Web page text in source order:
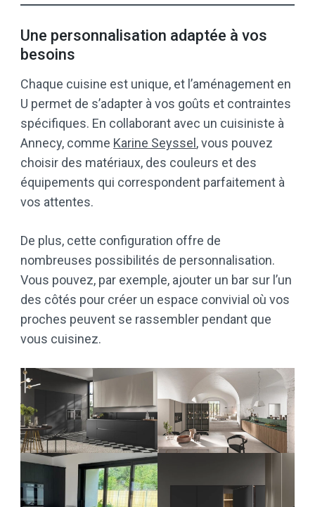
Une personnalisation adaptée à vos
besoins
Chaque cuisine est unique, et l’aménagement en
U permet de s’adapter à vos goûts et contraintes
spécifiques. En collaborant avec un cuisiniste à
Annecy, comme Karine Seyssel, vous pouvez
choisir des matériaux, des couleurs et des
équipements qui correspondent parfaitement à
vos attentes.
De plus, cette configuration offre de
nombreuses possibilités de personnalisation.
Vous pouvez, par exemple, ajouter un bar sur l’un
des côtés pour créer un espace convivial où vos
proches peuvent se rassembler pendant que
vous cuisinez.